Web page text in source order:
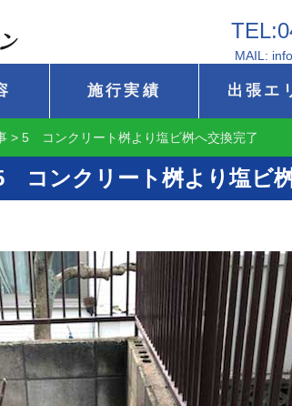
MAIL:
施行実績 出張エ
> 5 コンクリート桝より塩ビ桝へ交換完了
コンクリート桝より塩ビ